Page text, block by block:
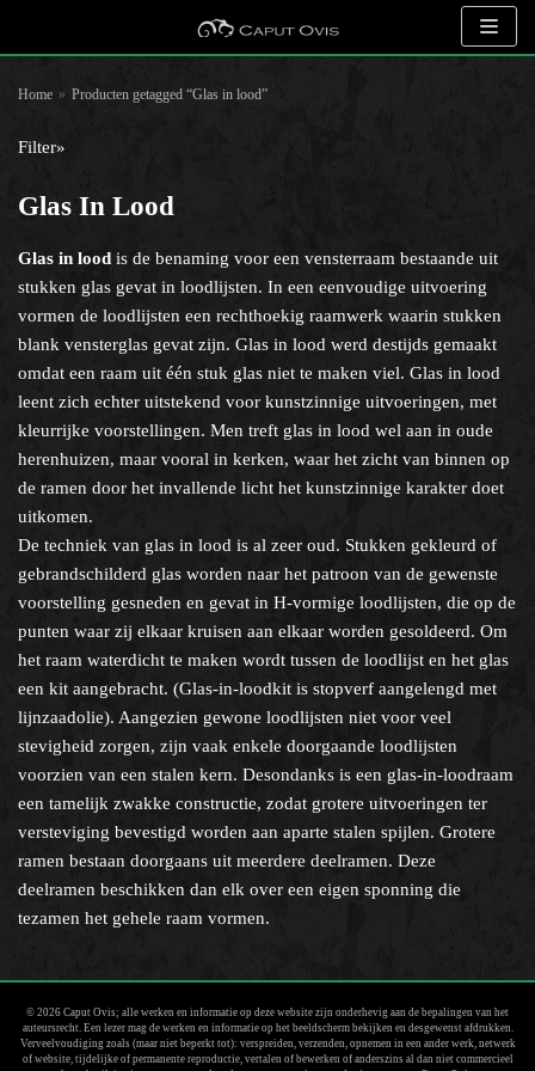
naar
inhoud
Home » Producten getagged “Glas in lood”
Filter»
Glas In Lood
Glas in lood is de benaming voor een vensterraam bestaande uit
stukken glas gevat in loodlijsten. In een eenvoudige uitvoering
vormen de loodlijsten een rechthoekig raamwerk waarin stukken
blank vensterglas gevat zijn. Glas in lood werd destijds gemaakt
omdat een raam uit één stuk glas niet te maken viel. Glas in lood
leent zich echter uitstekend voor kunstzinnige uitvoeringen, met
kleurrijke voorstellingen. Men treft glas in lood wel aan in oude
herenhuizen, maar vooral in kerken, waar het zicht van binnen op
de ramen door het invallende licht het kunstzinnige karakter doet
uitkomen.
De techniek van glas in lood is al zeer oud. Stukken gekleurd of
gebrandschilderd glas worden naar het patroon van de gewenste
voorstelling gesneden en gevat in H-vormige loodlijsten, die op de
punten waar zij elkaar kruisen aan elkaar worden gesoldeerd. Om
het raam waterdicht te maken wordt tussen de loodlijst en het glas
een kit aangebracht. (Glas-in-loodkit is stopverf aangelengd met
lijnzaadolie). Aangezien gewone loodlijsten niet voor veel
stevigheid zorgen, zijn vaak enkele doorgaande loodlijsten
voorzien van een stalen kern. Desondanks is een glas-in-loodraam
een tamelijk zwakke constructie, zodat grotere uitvoeringen ter
versteviging bevestigd worden aan aparte stalen spijlen. Grotere
ramen bestaan doorgaans uit meerdere deelramen. Deze
deelramen beschikken dan elk over een eigen sponning die
tezamen het gehele raam vormen.
Selecteer op kunstenaar
Selecteer op onderwerp
Een categorie selecteren
Help?
© 2026 Caput Ovis; alle werken en informatie op deze website zijn onderhevig aan de bepalingen van het
auteursrecht. Een lezer mag de werken en informatie op het beeldscherm bekijken en desgewenst afdrukken.
Verveelvoudiging zoals (maar niet beperkt tot): verspreiden, verzenden, opnemen in een ander werk, netwerk
of website, tijdelijke of permanente reproductie, vertalen of bewerken of anderszins al dan niet commercieel